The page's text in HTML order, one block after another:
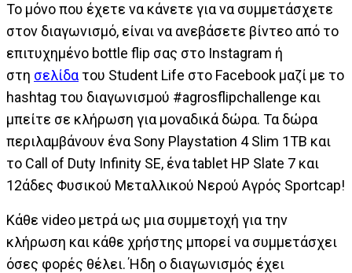
Το μόνο που έχετε να κάνετε για να συμμετάσχετε
στον διαγωνισμό, είναι να ανεβάσετε βίντεο από το
επιτυχημένο bottle flip σας στο Instagram ή
στη σελίδα του Student Life στο Facebook μαζί με το
hashtag του διαγωνισμού #agrosflipchallenge και
μπείτε σε κλήρωση για μοναδικά δώρα. Τα δώρα
περιλαμβάνουν ένα Sony Playstation 4 Slim 1TB και
το Call of Duty Infinity SE, ένα tablet HP Slate 7 και
12άδες Φυσικού Μεταλλικού Νερού Αγρός Sportcap!
Κάθε video μετρά ως μια συμμετοχή για την
κλήρωση και κάθε χρήστης μπορεί να συμμετάσχει
όσες φορές θέλει. Ήδη ο διαγωνισμός έχει